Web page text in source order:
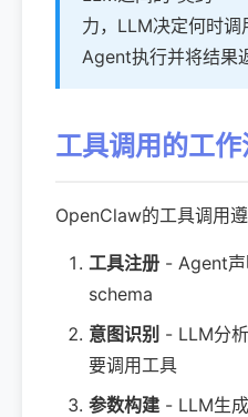
力，LLM决定何时
Agent执行并将结果
工具调用的工
OpenClaw的工具调用
工具注册 - Agent声
schema
意图识别 - LLM分
要调用工具
参数构建 - LLM生